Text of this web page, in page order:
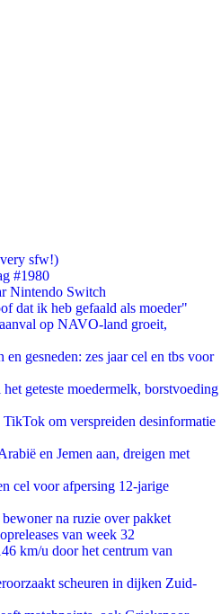
sfw!)
#1980
Nintendo Switch
dat ik heb gefaald als moeder"
op NAVO-land groeit,
en gesneden: zes jaar cel en tbs voor
geteste moedermelk, borstvoeding
om verspreiden desinformatie
en Jemen aan, dreigen met
cel voor afpersing 12-jarige
na ruzie over pakket
van week 32
km/u door het centrum van
scheuren in dijken Zuid-